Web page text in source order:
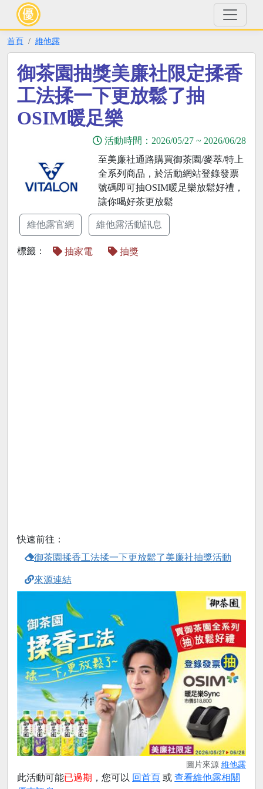
首頁 維他露
御茶園抽獎美廉社限定揉香
工法揉一下更放鬆了抽
OSIM暖足樂
活動時間： 2026/05/27 ~ 2026/06/28
至美廉社通路購買御茶園/麥萃/特上
全系列商品，於活動網站登錄發票
號碼即可抽OSIM暖足樂放鬆好禮，
讓你喝好茶更放鬆
維他露官網 維他露活動訊息
標籤： 抽家電 抽獎
快速前往：
御茶園揉香工法揉一下更放鬆了美廉社抽獎活動
來源連結
圖片來源 維他露
此活動可能已過期 ，您可以 回首頁 或 查看維他露相關